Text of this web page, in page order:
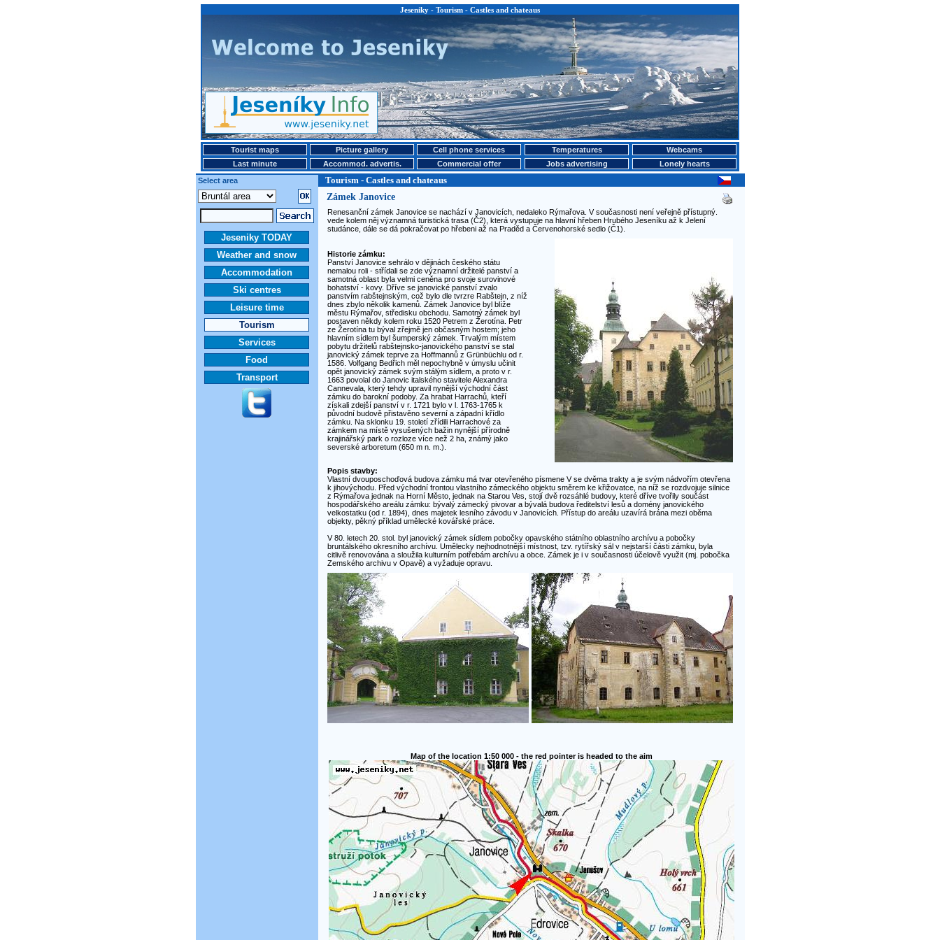
Jeseniky - Tourism - Castles and chateaus
Tourist maps Picture gallery Cell phone services Temperatures
Webcams
Last minute
Accommod. advertis. Commercial offer Jobs advertising
Lonely hearts
Select area
Tourism - Castles and chateaus
Jeseniky TODAY
Weather and snow
Accommodation
Ski centres
Leisure time
Tourism
Services
Food
Transport
Zámek Janovice
Renesanční zámek Janovice se nachází v Janovicích, nedaleko Rýmařova. V současnosti není veřejně přístupný.
vede kolem něj významná turistická trasa (Č2), která vystupuje na hlavní hřeben Hrubého Jeseníku až k Jelení
studánce, dále se dá pokračovat po hřebeni až na Praděd a Červenohorské sedlo (Č1).
Historie zámku:
Panství Janovice sehrálo v dějinách českého státu
nemalou roli - střídali se zde významní držitelé panství a
samotná oblast byla velmi ceněna pro svoje surovinové
bohatství - kovy. Dříve se janovické panství zvalo
panstvím rabštejnským, což bylo dle tvrzre Rabštejn, z níž
dnes zbylo několik kamenů. Zámek Janovice byl blíže
městu Rýmařov, středisku obchodu. Samotný zámek byl
postaven někdy kolem roku 1520 Petrem z Žerotína. Petr
ze Žerotína tu býval zřejmě jen občasným hostem; jeho
hlavním sídlem byl šumperský zámek. Trvalým místem
pobytu držitelů rabštejnsko-janovického panství se stal
janovický zámek teprve za Hoffmannů z Grünbüchlu od r.
1586. Volfgang Bedřich měl nepochybně v úmyslu učinit
opět janovický zámek svým stálým sídlem, a proto v r.
1663 povolal do Janovic italského stavitele Alexandra
Cannevala, který tehdy upravil nynější východní část
zámku do barokní podoby. Za hrabat Harrachů, kteří
získali zdejší panství v r. 1721 bylo v l. 1763-1765 k
původní budově přistavěno severní a západní křídlo
zámku. Na sklonku 19. století zřídili Harrachové za
zámkem na místě vysušených bažin nynější přírodně
krajinářský park o rozloze více než 2 ha, známý jako
severské arboretum (650 m n. m.).
Popis stavby:
Vlastní dvouposchoďová budova zámku má tvar otevřeného písmene V se dvěma trakty a je svým nádvořím otevřena
k jihovýchodu. Před východní frontou vlastního zámeckého objektu směrem ke křižovatce, na níž se rozdvojuje silnice
z Rýmařova jednak na Horní Město, jednak na Starou Ves, stojí dvě rozsáhlé budovy, které dříve tvořily součást
hospodářského areálu zámku: bývalý zámecký pivovar a bývalá budova ředitelství lesů a domény janovického
velkostatku (od r. 1894), dnes majetek lesního závodu v Janovicích. Přístup do areálu uzavírá brána mezi oběma
objekty, pěkný příklad umělecké kovářské práce.
V 80. letech 20. stol. byl janovický zámek sídlem pobočky opavského státního oblastního archívu a pobočky
bruntálského okresního archívu. Umělecky nejhodnotnější místnost, tzv. rytířský sál v nejstarší části zámku, byla
citlivě renovována a sloužila kulturním potřebám archívu a obce. Zámek je i v současnosti účelově využit (mj. pobočka
Zemského archivu v Opavě) a vyžaduje opravu.
Map of the location 1:50 000 - the red pointer is headed to the aim